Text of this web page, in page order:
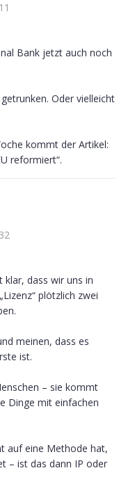
Bank jetzt auch noch
Oder vielleicht
kommt der Artikel:
reformiert“.
klar, dass wir uns in
plötzlich zwei
meinen, dass es
ist.
– sie kommt
Dinge mit einfachen
auf eine Methode hat,
– ist das dann IP oder